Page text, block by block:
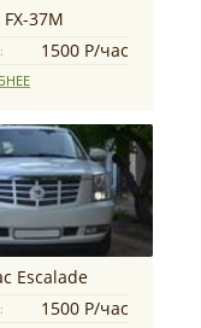
37M
1500 Р/час
Escalade
1500 Р/час